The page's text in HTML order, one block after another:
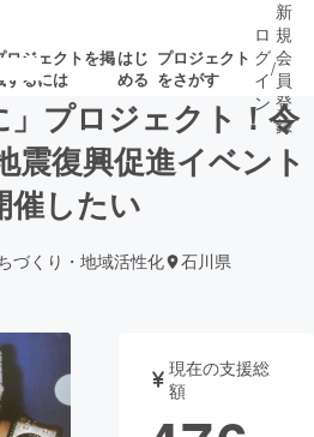
ロジェクトを掲
するには
はじ
める
プロジェクト
をさがす
着プロ 募集終了が近いプ
ガジェット
ロ
グ
イ
ン
/
新
規
会
員
登
録
」プロジェクト！令
震復興促進イベント
催したい
づくり・地域活性化 石川県
現在の支援総
額